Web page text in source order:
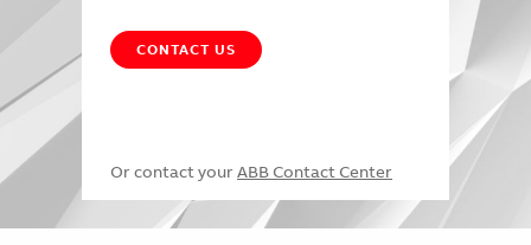
CONTACT US
Or contact your ABB Contact Center